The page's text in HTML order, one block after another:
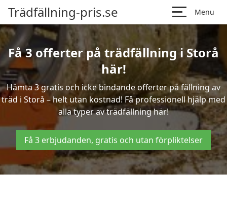
Trädfällning-pris.se Menu
Få 3 offerter på trädfällning i Storå
här!
Hämta 3 gratis och icke bindande offerter på fällning av
träd i Storå – helt utan kostnad! Få professionell hjälp med
alla typer av trädfällning här!
Få 3 erbjudanden, gratis och utan förpliktelser